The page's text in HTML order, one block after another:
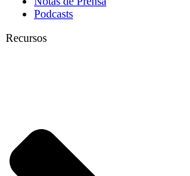
Podcasts
Recursos